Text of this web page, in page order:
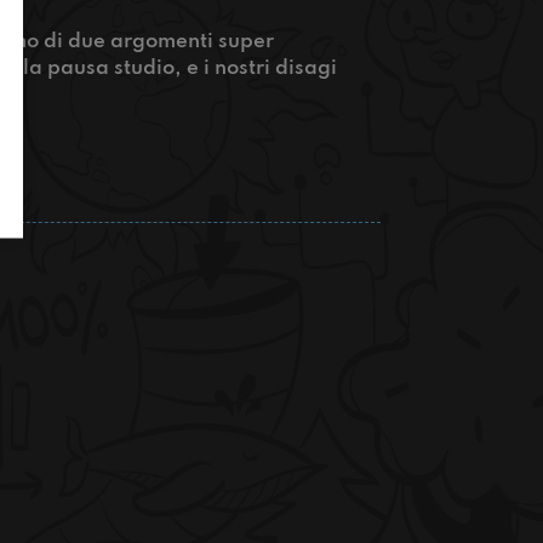
di due argomenti super
la pausa studio, e i nostri disagi